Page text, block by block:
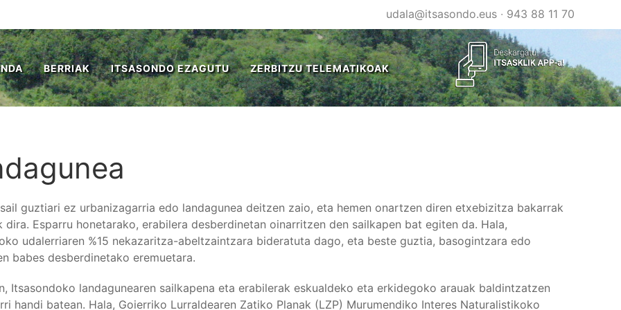
udala@itsasondo.eus· 943 88 11 70
BERRIAK ITSASONDO EZAGUTU ZERBITZU TELEMATIKOAK
guztiari ez urbanizagarria edo landagunea deitzen zaio, eta hemen onartzen diren etxebizitza bakarrak
dira. Esparru honetarako, erabilera desberdinetan oinarritzen den sailkapen bat egiten da. Hala,
udalerriaren %15 nekazaritza-abeltzaintzara bideratuta dago, eta beste guztia, basogintzara edo
babes desberdinetako eremuetara.
Itsasondoko landagunearen sailkapena eta erabilerak eskualdeko eta erkidegoko arauak baldintzatzen
handi batean. Hala, Goierriko Lurraldearen Zatiko Planak (LZP) Murumendiko Interes Naturalistikoko